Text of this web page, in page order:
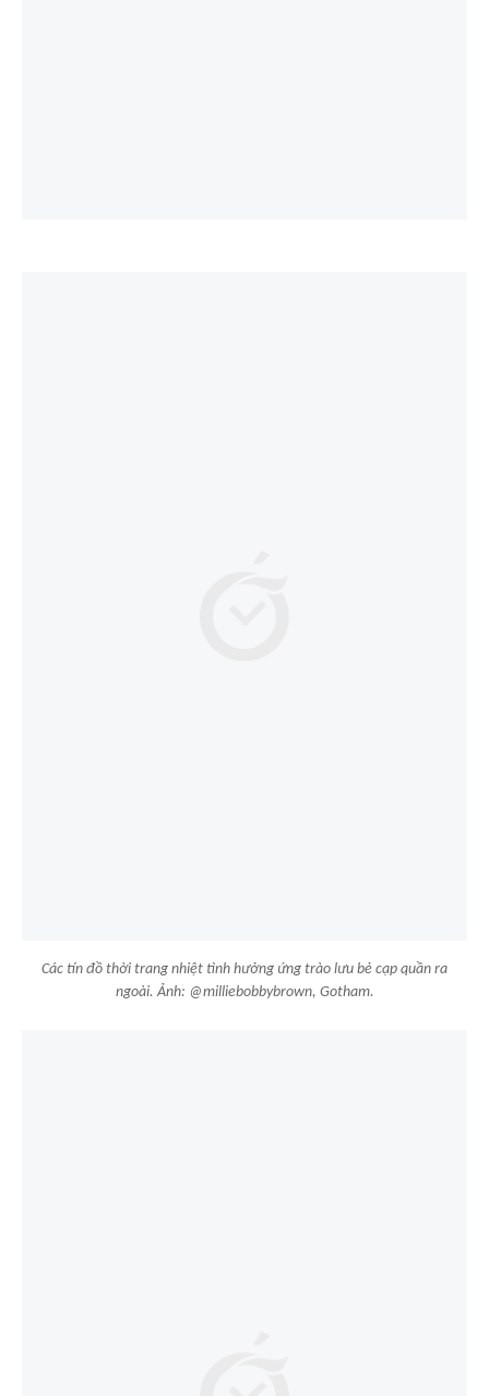
Các tín đồ thời trang nhiệt tình hưởng ứng trào lưu bẻ cạp quần ra
ngoài. Ảnh: @milliebobbybrown, Gotham.